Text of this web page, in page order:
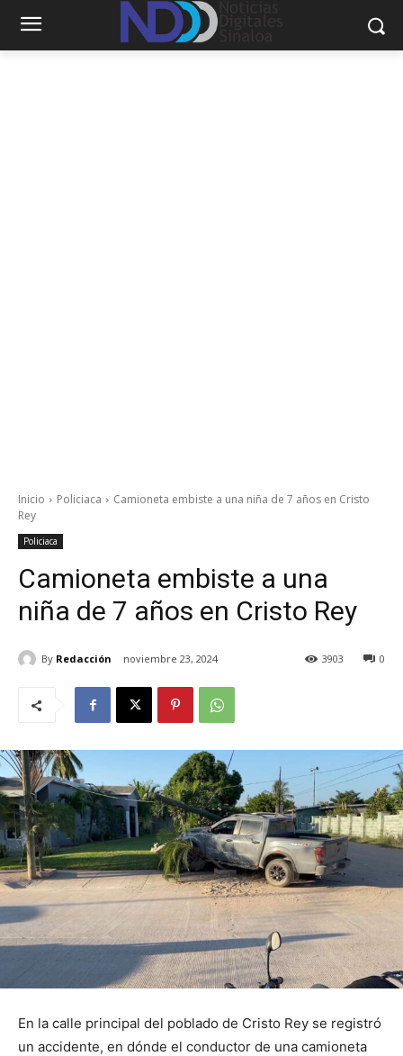
Inicio Policiaca
Camioneta embiste a una niña de 7 años en Cristo
Rey
Policiaca
Camioneta embiste a una
niña de 7 años en Cristo Rey
By Redacción noviembre 23, 2024 0
3903
En la calle principal del poblado de Cristo Rey se registró
un accidente, en dónde el conductor de una camioneta